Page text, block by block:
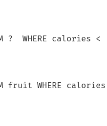
?  WHERE calories <
fruit WHERE